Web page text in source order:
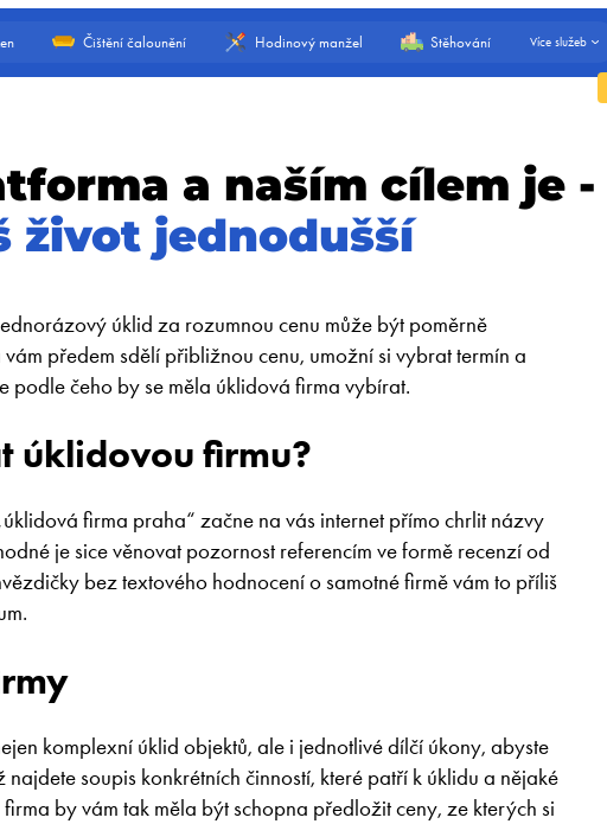
Čištění čalounění Hodinový manžel Stěhování Více služeb
a naším cílem je -
život jednodušší
úklid za rozumnou cenu může být poměrně
předem sdělí přibližnou cenu, umožní si vybrat termín a
podle čeho by se měla úklidová firma vybírat.
úklidovou firmu?
firma praha“ začne na vás internet přímo chrlit názvy
je sice věnovat pozornost referencím ve formě recenzí od
bez textového hodnocení o samotné firmě vám to příliš
komplexní úklid objektů, ale i jednotlivé dílčí úkony, abyste
soupis konkrétních činností, které patří k úklidu a nějaké
by vám tak měla být schopna předložit ceny, ze kterých si